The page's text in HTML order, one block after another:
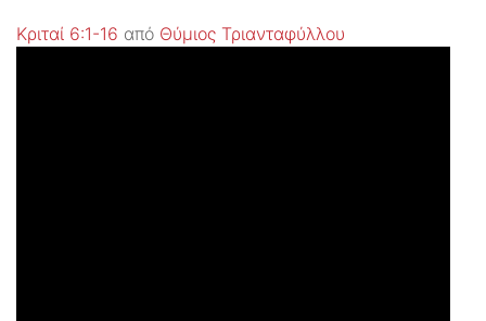
Κριταί 6:1-16 από Θύμιος Τριανταφύλλου